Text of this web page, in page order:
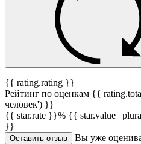
{{ rating.rating }}
Рейтинг по оценкам {{
человек') }}
{{ star.rate }}% {{ star.value |
}}
Оставить отзыв Вы уже